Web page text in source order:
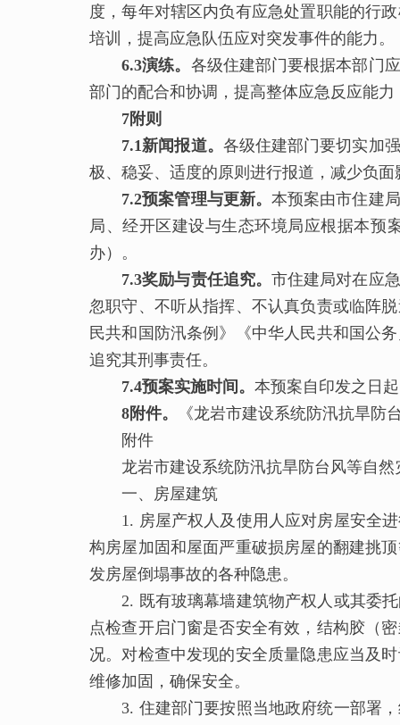
度，每年对辖区内负有应急处置职能的行
培训，提高应急队伍应对突发事件的能力。
6.3演练。 各级住建部门要根据本部门
部门的配合和协调，提高整体应急反应能
7附则
7.1新闻报道。 各级住建部门要切实加
极、稳妥、适度的原则进行报道，减少负
7.2预案管理与更新。本预案由市住建
局、经开区建设与生态环境局应根据本预
办）。
7.3奖励与责任追究。市住建局对在应
忽职守、不听从指挥、不认真负责或临阵
民共和国防汛条例》《中华人民共和国公
追究其刑事责任。
7.4预案实施时间。 本预案自印发之日
8附件。
《龙岩市建设系统防汛抗旱
附件
龙岩市建设系统防汛抗旱防台风等自然
一、房屋建筑
1. 房屋产权人及使用人应对房屋安全进
构房屋加固和屋面严重破损房屋的翻建挑
发房屋倒塌事故的各种隐患。
2. 既有玻璃幕墙建筑物产权人或其委托
点检查开启门窗是否安全有效，结构胶（
况。对检查中发现的安全质量隐患应当及
维修加固，确保安全。
3. 住建部门要按照当地政府统一部署，